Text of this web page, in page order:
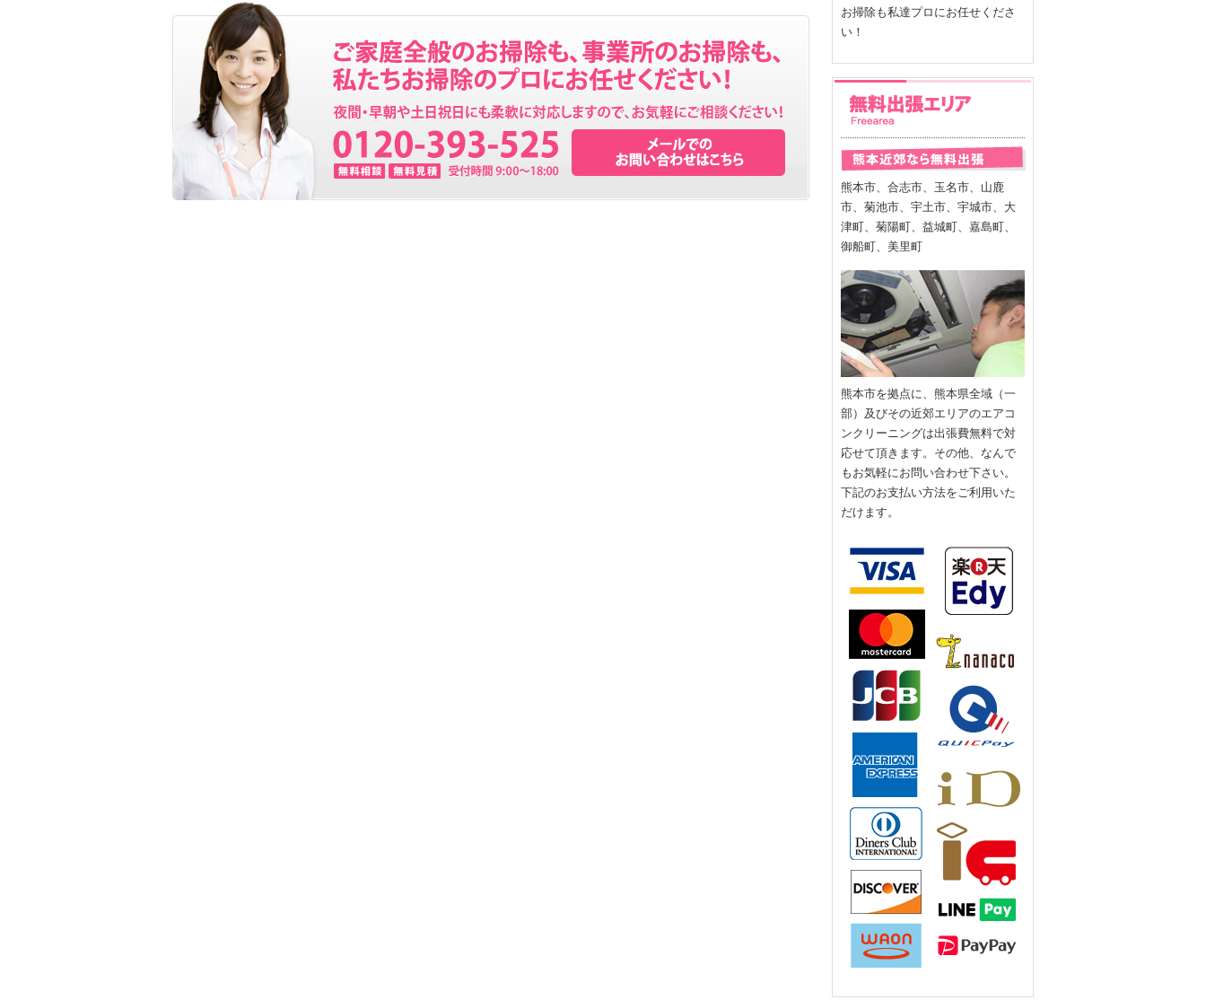
お掃除も私達プロにお任せくださ
い！
熊本市、合志市、玉名市、山鹿
市、菊池市、宇土市、宇城市、大
津町、菊陽町、益城町、嘉島町、
御船町、美里町
熊本市を拠点に、熊本県全域（一
部）及びその近郊エリアのエアコ
ンクリーニングは出張費無料で対
応せて頂きます。その他、なんで
もお気軽にお問い合わせ下さい。
下記のお支払い方法をご利用いた
だけます。